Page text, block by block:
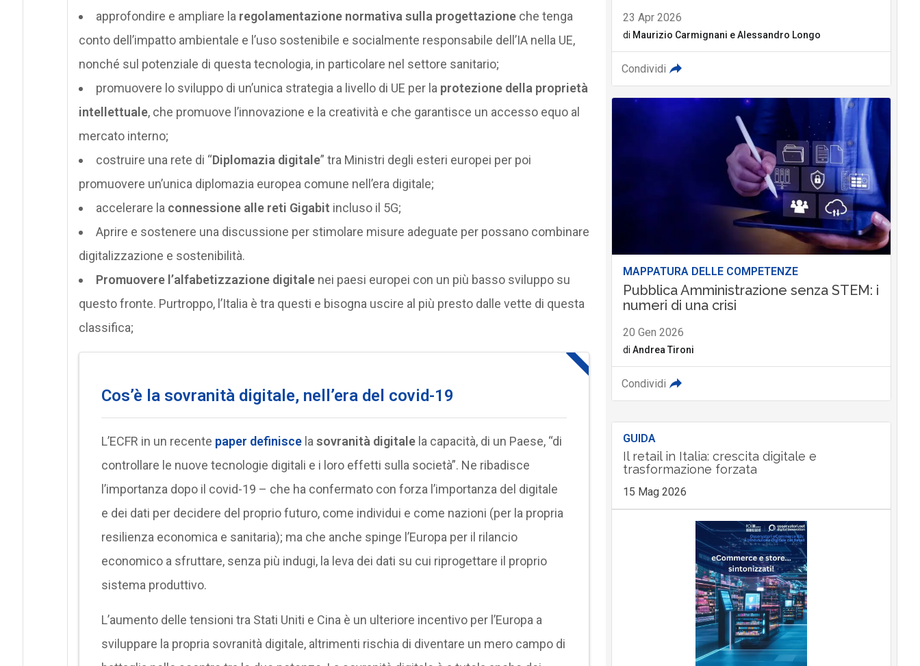
approfondire e ampliare la regolamentazione normativa sulla progettazioneche tenga
conto dell’impatto ambientale e l’uso sostenibile e socialmente responsabile dell’IA nella UE,
nonché sul potenziale di questa tecnologia, in particolare nel settore sanitario;
promuovere lo sviluppo di un’unica strategia a livello di UE per la protezione della proprietà
intellettuale, che promuove l’innovazione e la creatività e che garantisce un accesso equo al
mercato interno;
costruire una rete di “Diplomazia digitale” tra Ministri degli esteri europei per poi
promuovere un’unica diplomazia europea comune nell’era digitale;
accelerare la connessione alle reti Gigabit incluso il 5G;
Aprire e sostenere una discussione per stimolare misure adeguate per possano combinare
digitalizzazione e sostenibilità.
Promuovere l’alfabetizzazione digitalenei paesi europei con un più basso sviluppo su
questo fronte. Purtroppo, l’Italia è tra questi e bisogna uscire al più presto dalle vette di questa
classifica;
Cos’è la sovranità digitale, nell’era del covid-19
L’ECFR in un recente paper definisce la sovranità digitalela capacità, di un Paese, “di
controllare le nuove tecnologie digitali e i loro effetti sulla società”. Ne ribadisce
l’importanza dopo il covid-19 – che ha confermato con forza l’importanza del digitale
e dei dati per decidere del proprio futuro, come individui e come nazioni (per la propria
resilienza economica e sanitaria); ma che anche spinge l’Europa per il rilancio
economico a sfruttare, senza più indugi, la leva dei dati su cui riprogettare il proprio
sistema produttivo.
L’aumento delle tensioni tra Stati Uniti e Cina è un ulteriore incentivo per l’Europa a
sviluppare la propria sovranità digitale, altrimenti rischia di diventare un mero campo di
23 Apr 2026
di Maurizio Carmignani eAlessandro Longo
Condividi
MAPPATURA DELLE COMPETENZE
Pubblica Amministrazione senza STEM: i
numeri di una crisi
20 Gen 2026
di Andrea Tironi
Condividi
GUIDA
Il retail in Italia: crescita digitale e
trasformazione forzata
15 Mag 2026